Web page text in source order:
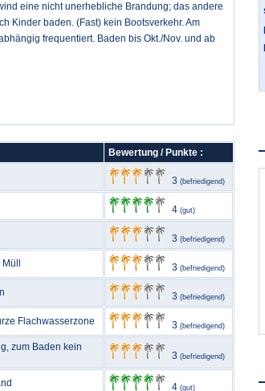
eine nicht unerhebliche Brandung; das andere
Kinder baden. (Fast) kein Bootsverkehr. Am
frequentiert. Baden bis Okt./Nov. und ab
Bewertung / Punkte :
3 (befriedigend)
4 (gut)
3 (befriedigend)
3 (befriedigend)
3 (befriedigend)
Flachwasserzone 3 (befriedigend)
zum Baden kein
3 (befriedigend)
4 (gut)